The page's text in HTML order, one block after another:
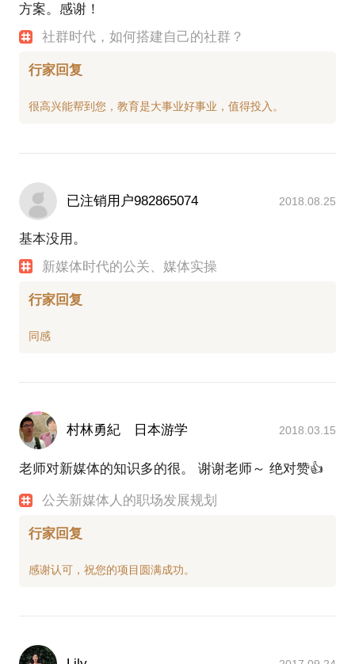
方案。感谢！
社群时代，如何搭建自己的社群？
行家回复
已注销用户982865074 2018.08.25
基本没用。
新媒体时代的公关、媒体实操
行家回复
村林勇紀 日本游学 2018.03.15
老师对新媒体的知识多的很。 谢谢老师～ 绝对赞👍
公关新媒体人的职场发展规划
行家回复